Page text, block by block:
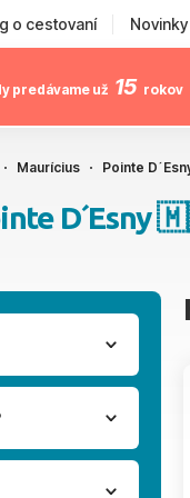
o cestovaní Novinky
predávame už 15 rokov
Maurícius Pointe
D´Esny